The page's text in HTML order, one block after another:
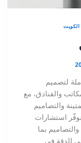
لتصميم
والفنادق، مع
والتصاميم
استشارات
بما
في